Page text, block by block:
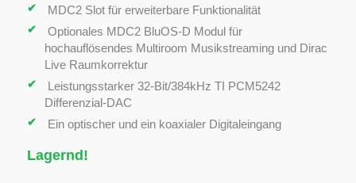
MDC2 Slot für erweiterbare Funktionalität
Optionales MDC2 BluOS-D Modul für
hochauflösendes Multiroom Musikstreaming und Dirac
Live Raumkorrektur
Leistungsstarker 32-Bit/384kHz TI PCM5242
Differenzial-DAC
Ein optischer und ein koaxialer Digitaleingang
Lagernd!